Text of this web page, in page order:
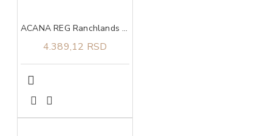
ACANA REG Ranchlands 2kg
4.389,12 RSD